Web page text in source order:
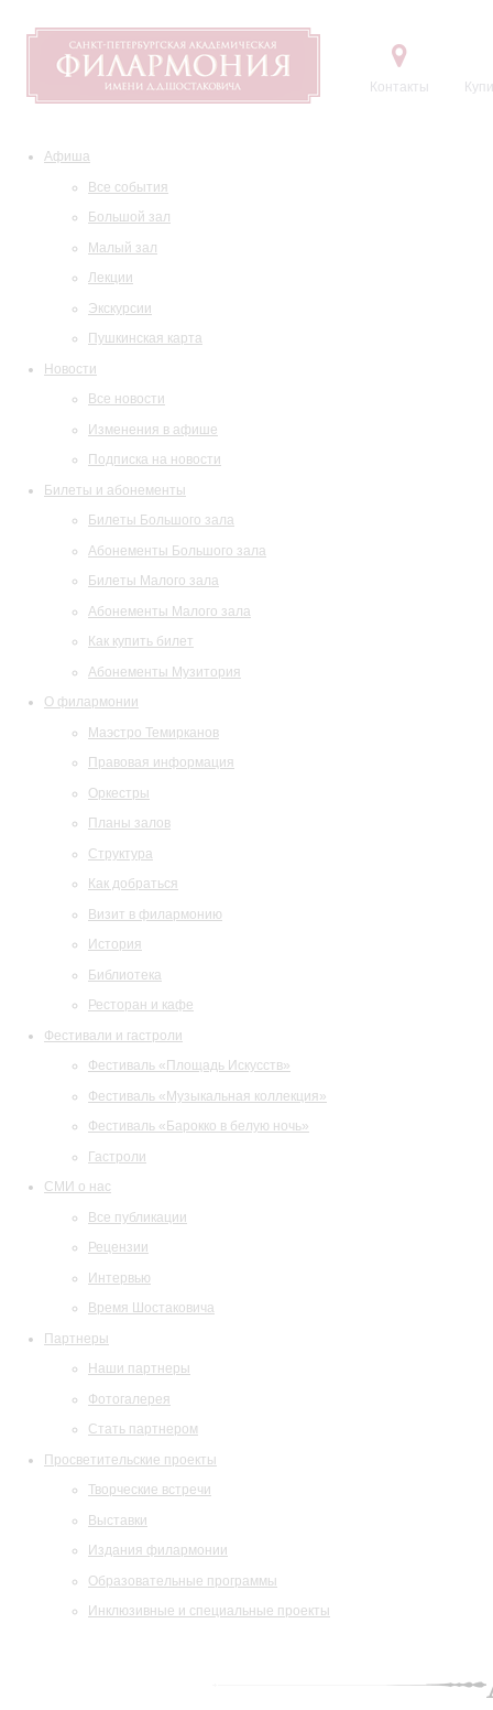
Контакты
Афиша
Все события
Большой зал
Малый зал
Лекции
Экскурсии
Пушкинская карта
Новости
Все новости
Изменения в афише
Подписка на новости
Билеты и абонементы
Билеты Большого зала
Абонементы Большого зала
Билеты Малого зала
Абонементы Малого зала
Как купить билет
Абонементы Музитория
О филармонии
Маэстро Темирканов
Правовая информация
Оркестры
Планы залов
Структура
Как добраться
Визит в филармонию
История
Библиотека
Ресторан и кафе
Фестивали и гастроли
Фестиваль «Площадь Искусств»
Фестиваль «Музыкальная коллекция»
Фестиваль «Барокко в белую ночь»
Гастроли
СМИ о нас
Все публикации
Рецензии
Интервью
Время Шостаковича
Партнеры
Наши партнеры
Фотогалерея
Стать партнером
Просветительские проекты
Творческие встречи
Выставки
Издания филармонии
Образовательные программы
Инклюзивные и специальные проекты